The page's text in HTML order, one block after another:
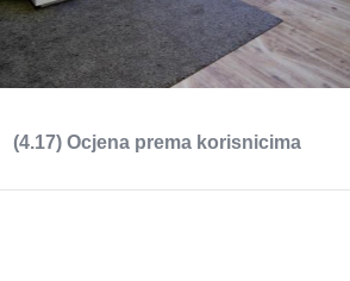
(4.17) Ocjena prema korisnicima